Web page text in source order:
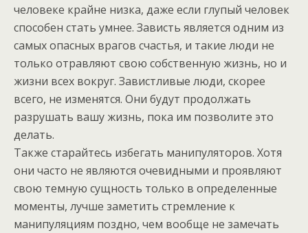
человеке крайне низка, даже если глупый человек
способен стать умнее. Зависть является одним из
самых опасных врагов счастья, и такие люди не
только отравляют свою собственную жизнь, но и
жизни всех вокруг. Завистливые люди, скорее
всего, не изменятся. Они будут продолжать
разрушать вашу жизнь, пока им позволите это
делать.
Также старайтесь избегать манипуляторов. Хотя
они часто не являются очевидными и проявляют
свою темную сущность только в определенные
моменты, лучше заметить стремление к
манипуляциям поздно, чем вообще не замечать